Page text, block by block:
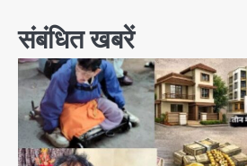
संबंधित खबरें